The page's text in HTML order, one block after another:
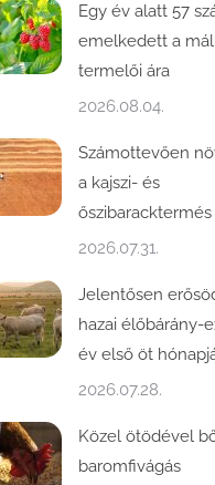
Egy év alatt 57
emelkedett a
termelői ára
2026.08.04.
Számottevően
a kajszi- és
őszibaracktermés
2026.07.31.
Jelentősen
hazai élőbárány-
év első öt
2026.07.28.
Közel ötödével
baromfivágás